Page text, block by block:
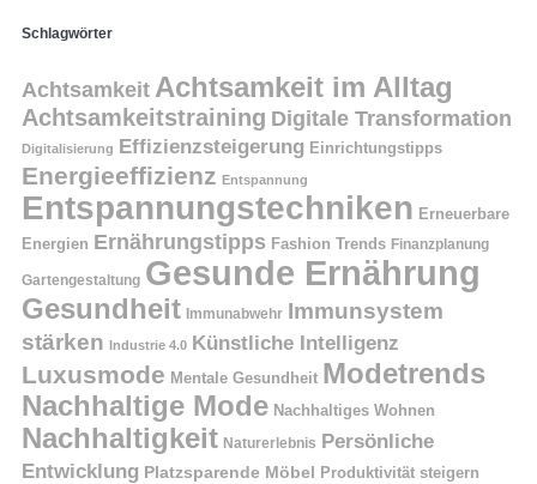
Schlagwörter
Achtsamkeit Achtsamkeit im Alltag
Achtsamkeitstraining Digitale Transformation
Digitalisierung Effizienzsteigerung Einrichtungstipps
Energieeffizienz Entspannung
Entspannungstechniken Erneuerbare
Energien Ernährungstipps Fashion Trends Finanzplanung
Gartengestaltung Gesunde Ernährung
Gesundheit Immunabwehr Immunsystem
stärken Industrie 4.0 Künstliche Intelligenz
Luxusmode Mentale Gesundheit Modetrends
Nachhaltige Mode Nachhaltiges Wohnen
Nachhaltigkeit Naturerlebnis Persönliche
Entwicklung Platzsparende Möbel Produktivität steigern